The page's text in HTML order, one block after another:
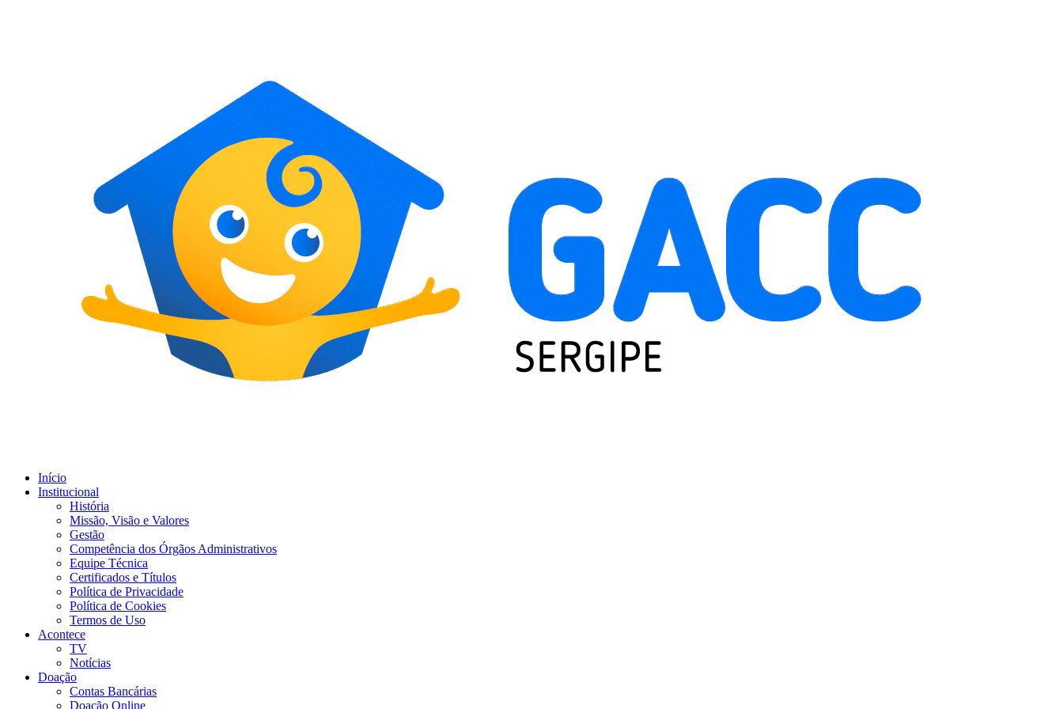
Início
Institucional
História
Missão, Visão e Valores
Gestão
Competência dos Órgãos Administrativos
Equipe Técnica
Certificados e Títulos
Política de Privacidade
Política de Cookies
Termos de Uso
Acontece
TV
Notícias
Doação
Contas Bancárias
Doação Online